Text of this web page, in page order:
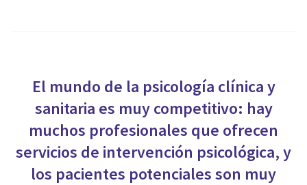
El mundo de la psicología clínica y
sanitaria es muy competitivo: hay
muchos profesionales que ofrecen
servicios de intervención psicológica, y
los pacientes potenciales son muy